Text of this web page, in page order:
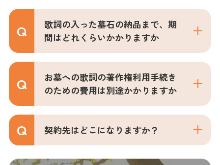
歌詞の入った墓石の納品まで、期
間はどれくらいかかりますか
お墓への歌詞の著作権利用手続き
のための費用は別途かかりますか
契約先はどこになりますか？